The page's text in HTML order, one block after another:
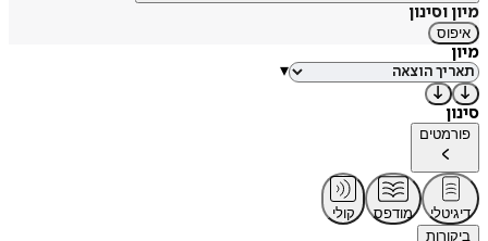
מיון וסינון
איפוס
מיון
▾
סינון
פורמטים
דיגיטלי מודפס
קולי
ביקורות